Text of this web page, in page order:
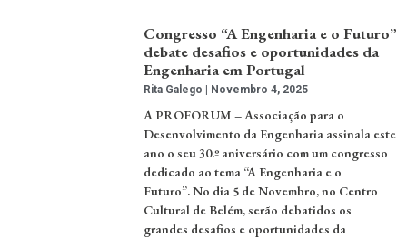
Congresso “A Engenharia e o Futuro”
debate desafios e oportunidades da
Engenharia em Portugal
Rita Galego Novembro 4, 2025
A PROFORUM – Associação para o
Desenvolvimento da Engenharia assinala este
ano o seu 30.º aniversário com um congresso
dedicado ao tema “A Engenharia e o
Futuro”. No dia 5 de Novembro, no Centro
Cultural de Belém, serão debatidos os
grandes desafios e oportunidades da